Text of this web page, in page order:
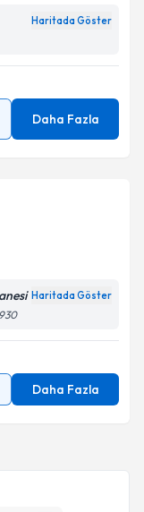
Haritada Göster
Daha Fazla
Haritada Göster
Daha Fazla